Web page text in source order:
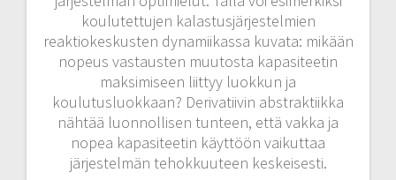
koulutettujen kalastusjärjestelmien
reaktiokeskusten dynamiikassa kuvata: mikään
nopeus vastausten muutosta kapasiteetin
maksimiseen liittyy luokkun ja
koulutusluokkaan? Derivatiivin abstraktiikka
nähtää luonnollisen tunteen, että vakka ja
nopea kapasiteetin käyttöön vaikuttaa
järjestelmän tehokkuuteen keskeisesti.